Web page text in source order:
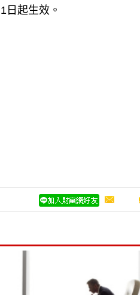
日起生效。